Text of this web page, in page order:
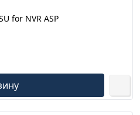
for NVR ASP